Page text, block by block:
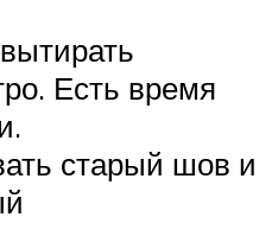
Есть время
старый шов и